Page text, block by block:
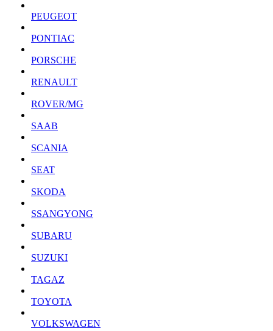
PEUGEOT
PONTIAC
PORSCHE
RENAULT
ROVER/MG
SAAB
SCANIA
SEAT
SKODA
SSANGYONG
SUBARU
SUZUKI
TAGAZ
TOYOTA
VOLKSWAGEN